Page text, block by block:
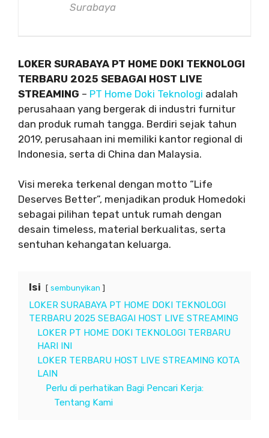
Surabaya
LOKER SURABAYA PT HOME DOKI TEKNOLOGI
TERBARU 2025 SEBAGAI HOST LIVE
STREAMING – PT Home Doki Teknologi adalah
perusahaan yang bergerak di industri furnitur
dan produk rumah tangga. Berdiri sejak tahun
2019, perusahaan ini memiliki kantor regional di
Indonesia, serta di China dan Malaysia.
Visi mereka terkenal dengan motto “Life
Deserves Better”, menjadikan produk Homedoki
sebagai pilihan tepat untuk rumah dengan
desain timeless, material berkualitas, serta
sentuhan kehangatan keluarga.
Isi sembunyikan
LOKER SURABAYA PT HOME DOKI TEKNOLOGI
TERBARU 2025 SEBAGAI HOST LIVE STREAMING
LOKER PT HOME DOKI TEKNOLOGI TERBARU
HARI INI
LOKER TERBARU HOST LIVE STREAMING KOTA
LAIN
Perlu di perhatikan Bagi Pencari Kerja:
Tentang Kami